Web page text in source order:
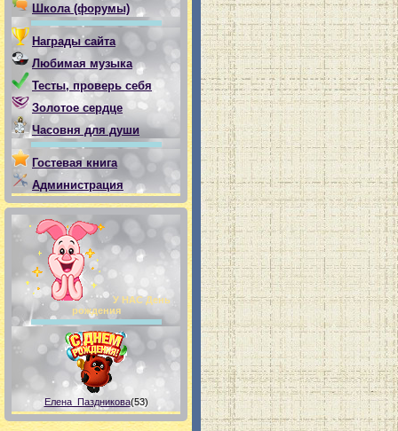
Школа (форумы)
Награды сайта
Любимая музыка
Тесты, проверь себя
Золотое сердце
Часовня для души
Гостевая книга
Администрация
У НАС День
рождения
Елена_Паздникова(53)